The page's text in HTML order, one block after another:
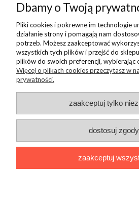
PŁATNOŚCI I
O NAS
Dbamy o Twoją
Pliki cookies i pokrewne im technologie
działanie strony i pomagają nam
potrzeb. Możesz zaakceptować
wszystkich tych plików i przejść do
plików do swoich preferencji, wybierając
Więcej o plikach cookies przeczytasz w
prywatności.
zaakceptuj tylko
dostosuj zgody
zaakceptuj